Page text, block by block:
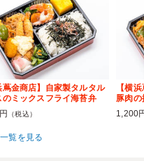
蔦金商店】自家製タルタル
のミックスフライ海苔弁
（税込）
【横
豚肉の
1,200
覧を見る